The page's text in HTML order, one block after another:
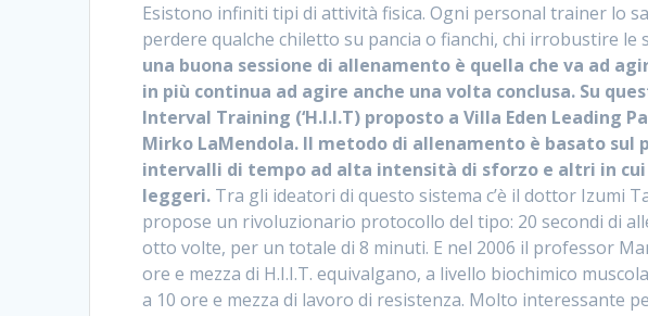
Esistono infiniti tipi di attività fisica. Ogni personal trainer lo
perdere qualche chiletto su pancia o fianchi, chi irrobustire
una buona sessione di allenamento è quella che va ad
in più continua ad agire anche una volta conclusa. Su
Interval Training (‘H.I.I.T) proposto a Villa Eden Leading
Mirko LaMendola. Il metodo di allenamento è basato
intervalli di tempo ad alta intensità di sforzo e altri in cui
leggeri. Tra gli ideatori di questo sistema c’è il dottor Izumi
propose un rivoluzionario protocollo del tipo: 20 secondi di
otto volte, per un totale di 8 minuti. E nel 2006 il professor
ore e mezza di H.I.I.T. equivalgano, a livello biochimico
a 10 ore e mezza di lavoro di resistenza. Molto interessante